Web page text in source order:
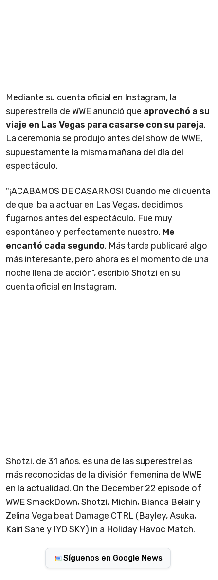
Mediante su cuenta oficial en Instagram, la
superestrella de WWE anunció que aprovechó a su
viaje en Las Vegas para casarse con su pareja.
La ceremonia se produjo antes del show de WWE,
supuestamente la misma mañana del día del
espectáculo.
"¡ACABAMOS DE CASARNOS! Cuando me di cuenta
de que iba a actuar en Las Vegas, decidimos
fugarnos antes del espectáculo. Fue muy
espontáneo y perfectamente nuestro. Me
encantó cada segundo. Más tarde publicaré algo
más interesante, pero ahora es el momento de una
noche llena de acción", escribió Shotzi en su
cuenta oficial en Instagram.
Shotzi, de 31 años, es una de las superestrellas
más reconocidas de la división femenina de WWE
en la actualidad. On the December 22 episode of
WWE SmackDown, Shotzi, Michin, Bianca Belair y
Zelina Vega beat Damage CTRL (Bayley, Asuka,
Kairi Sane y IYO SKY) in a Holiday Havoc Match.
Síguenos en Google News